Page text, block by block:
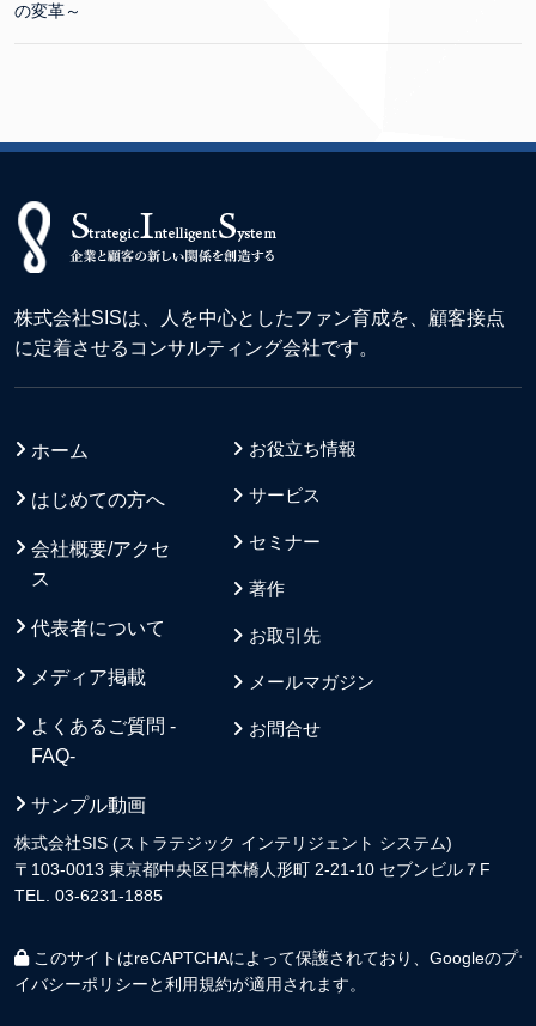
の変革～
株式会社SISは、人を中心としたファン育成を、顧客接点
に定着させるコンサルティング会社です。
ホーム
はじめての方へ
会社概要/アクセ
ス
代表者について
メディア掲載
よくあるご質問 -
FAQ-
サンプル動画
お役立ち情報
サービス
セミナー
著作
お取引先
メールマガジン
お問合せ
株式会社SIS (ストラテジック インテリジェント システム)
〒103-0013 東京都中央区日本橋人形町 2-21-10 セブンビル７F
TEL. 03-6231-1885
このサイトはreCAPTCHAによって保護されており、Googleのプラ
イバシーポリシーと利用規約が適用されます。